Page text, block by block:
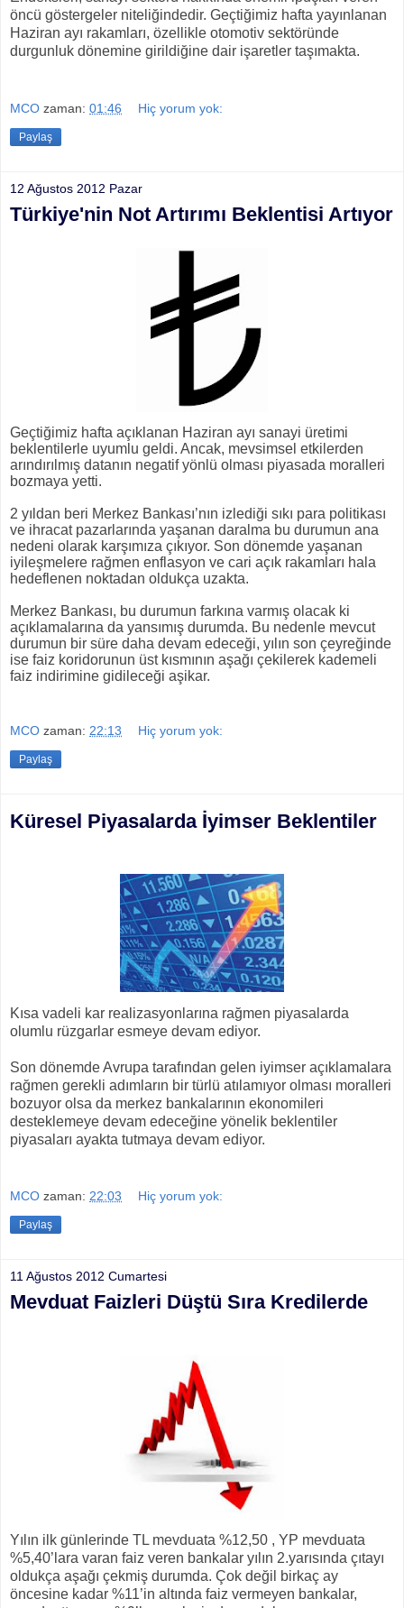
öncü göstergeler niteliğindedir. Geçtiğimiz hafta yayınlanan
Haziran ayı rakamları, özellikle otomotiv sektöründe
durgunluk dönemine girildiğine dair işaretler taşımakta.
MCO zaman: 01:46 Hiç yorum yok:
Paylaş
12 Ağustos 2012 Pazar
Türkiye'nin Not Artırımı Beklentisi Artıyor
Geçtiğimiz hafta açıklanan Haziran ayı sanayi üretimi
beklentilerle uyumlu geldi. Ancak, mevsimsel etkilerden
arındırılmış datanın negatif yönlü olması piyasada moralleri
bozmaya yetti.
2 yıldan beri Merkez Bankası’nın izlediği sıkı para politikası
ve ihracat pazarlarında yaşanan daralma bu durumun ana
nedeni olarak karşımıza çıkıyor. Son dönemde yaşanan
iyileşmelere rağmen enflasyon ve cari açık rakamları hala
hedeflenen noktadan oldukça uzakta.
Merkez Bankası, bu durumun farkına varmış olacak ki
açıklamalarına da yansımış durumda. Bu nedenle mevcut
durumun bir süre daha devam edeceği, yılın son çeyreğinde
ise faiz koridorunun üst kısmının aşağı çekilerek kademeli
faiz indirimine gidileceği aşikar.
MCO zaman: 22:13 Hiç yorum yok:
Paylaş
Küresel Piyasalarda İyimser Beklentiler
Kısa vadeli kar realizasyonlarına rağmen piyasalarda
olumlu rüzgarlar esmeye devam ediyor.
Son dönemde Avrupa tarafından gelen iyimser açıklamalara
rağmen gerekli adımların bir türlü atılamıyor olması moralleri
bozuyor olsa da merkez bankalarının ekonomileri
desteklemeye devam edeceğine yönelik beklentiler
piyasaları ayakta tutmaya devam ediyor.
MCO zaman: 22:03 Hiç yorum yok:
Paylaş
11 Ağustos 2012 Cumartesi
Mevduat Faizleri Düştü Sıra Kredilerde
Yılın ilk günlerinde TL mevduata %12,50 , YP mevduata
%5,40’lara varan faiz veren bankalar yılın 2.yarısında çıtayı
oldukça aşağı çekmiş durumda. Çok değil birkaç ay
öncesine kadar %11’in altında faiz vermeyen bankalar,